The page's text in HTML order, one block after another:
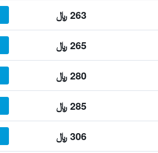
263 ﷼
265 ﷼
280 ﷼
285 ﷼
306 ﷼